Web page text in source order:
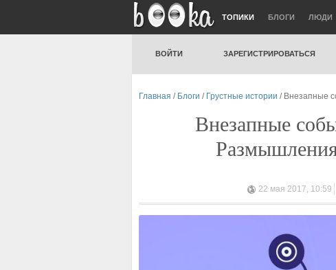
ТОПИКИ БЛОГИ ЛЮДИ
ВОЙТИ ЗАРЕГИСТРИРОВАТЬСЯ
Главная / Блоги / Грустные истории / Внезапные
Внезапные
22 мая 2017, 10:59